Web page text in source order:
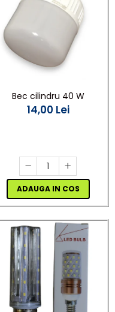
Bec cilindru 40 W
14,00 Lei
ADAUGA IN COS